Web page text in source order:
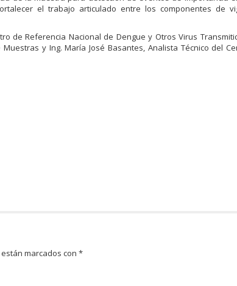
el trabajo articulado entre los componentes de
de Referencia Nacional de Dengue y Otros Virus
Muestras y Ing.María José Basantes, Analista Técnico del
marcados con*